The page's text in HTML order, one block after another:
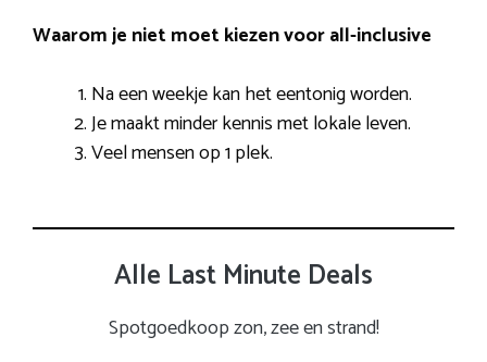
Waarom je niet moet kiezen voor all-inclusive
Na een weekje kan het eentonig worden.
Je maakt minder kennis met lokale leven.
Veel mensen op 1 plek.
Alle Last Minute Deals
Spotgoedkoop zon, zee en strand!